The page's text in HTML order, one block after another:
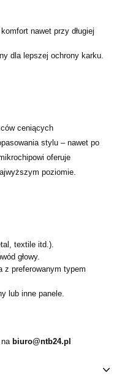
nawet przy długiej
dla lepszej ochrony karku.
ceniących
stylu – nawet po
oferuje
poziomie.
textile itd.).
głowy.
z preferowanym typem
lub inne panele.
biuro@ntb24.pl